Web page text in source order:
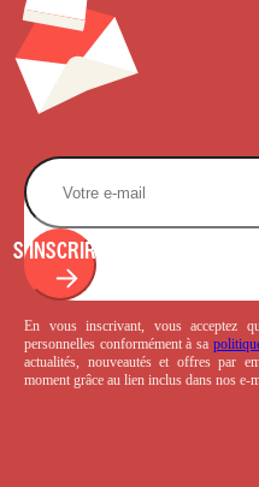
S'INSCRIRE
En vous inscrivant, vous acceptez
personnelles conformément à sa
actualités, nouveautés et offres par
moment grâce au lien inclus dans nos e-